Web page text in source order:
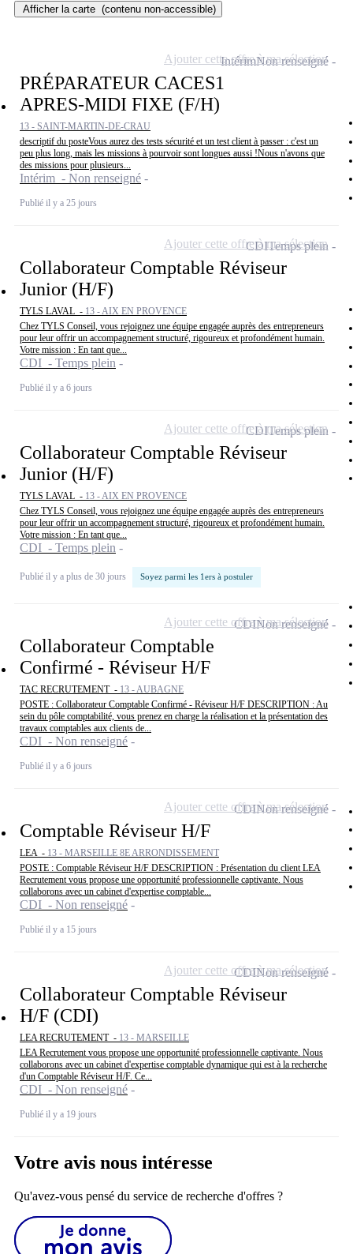
Afficher la carte (contenu non-accessible)
PRÉPARATEUR CACES1
APRES-MIDI FIXE (F/H)
13 - SAINT-MARTIN-DE-CRAU
descriptif du posteVous aurez des tests sécurité et un test client à passer : c'est un
peu plus long, mais les missions à pourvoir sont longues aussi !Nous n'avons que
des missions pour plusieurs...
Intérim - Non renseigné
Publié il y a 25 jours
IntérimNon renseigné
Ajouter cette offre à ma sélection
Collaborateur Comptable Réviseur
Junior (H/F)
TYLS LAVAL - 13 - AIX EN PROVENCE
Chez TYLS Conseil, vous rejoignez une équipe engagée auprès des entrepreneurs
pour leur offrir un accompagnement structuré, rigoureux et profondément humain.
Votre mission : En tant que...
CDI - Temps plein
Publié il y a 6 jours
CDITemps plein
Ajouter cette offre à ma sélection
Collaborateur Comptable Réviseur
Junior (H/F)
TYLS LAVAL - 13 - AIX EN PROVENCE
Chez TYLS Conseil, vous rejoignez une équipe engagée auprès des entrepreneurs
pour leur offrir un accompagnement structuré, rigoureux et profondément humain.
Votre mission : En tant que...
CDI - Temps plein
Publié il y a plus de 30 jours Soyez parmi les 1ers à postuler
CDITemps plein
Ajouter cette offre à ma sélection
Collaborateur Comptable
Confirmé - Réviseur H/F
TAC RECRUTEMENT - 13 - AUBAGNE
POSTE : Collaborateur Comptable Confirmé - Réviseur H/F DESCRIPTION : Au
sein du pôle comptabilité, vous prenez en charge la réalisation et la présentation des
travaux comptables aux clients de...
CDI - Non renseigné
Publié il y a 6 jours
CDINon renseigné
Ajouter cette offre à ma sélection
Comptable Réviseur H/F
LEA - 13 - MARSEILLE 8E ARRONDISSEMENT
POSTE : Comptable Réviseur H/F DESCRIPTION : Présentation du client LEA
Recrutement vous propose une opportunité professionnelle captivante. Nous
collaborons avec un cabinet d'expertise comptable...
CDI - Non renseigné
Publié il y a 15 jours
CDINon renseigné
Ajouter cette offre à ma sélection
Collaborateur Comptable Réviseur
H/F (CDI)
LEA RECRUTEMENT - 13 - MARSEILLE
LEA Recrutement vous propose une opportunité professionnelle captivante. Nous
collaborons avec un cabinet d'expertise comptable dynamique qui est à la recherche
d'un Comptable Réviseur H/F. Ce...
CDI - Non renseigné
Publié il y a 19 jours
CDINon renseigné
Ajouter cette offre à ma sélection
Votre avis nous intéresse
Qu'avez-vous pensé du service de recherche d'offres ?